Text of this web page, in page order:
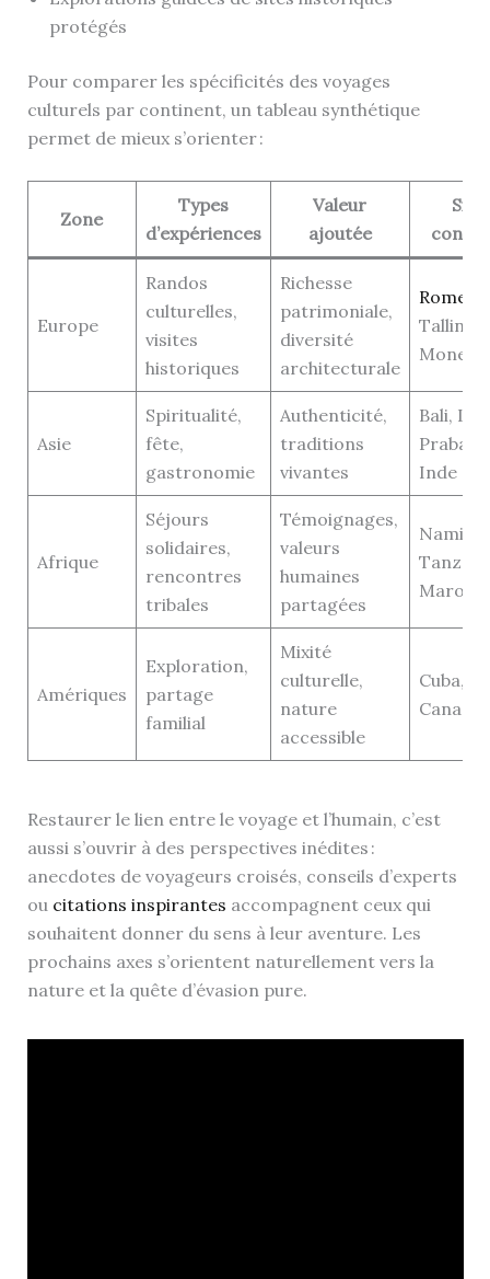
protégés
Pour comparer les spécificités des voyages
culturels par continent, un tableau synthétique
permet de mieux s’orienter :
Zone
Types
d’expériences
Valeur
ajoutée
Europe
Randos
culturelles,
visites
historiques
Richesse
patrimoniale,
diversité
architecturale
Rome
Tallinn,
Asie
Spiritualité,
fête,
gastronomie
Authenticité,
traditions
vivantes
Bali,
Inde
Afrique
Séjours
solidaires,
rencontres
tribales
Témoignages,
valeurs
humaines
partagées
Maroc
Amériques
Exploration,
partage
familial
Mixité
culturelle,
nature
accessible
Cuba,
Canada
Restaurer le lien entre le voyage et l’humain, c’est
aussi s’ouvrir à des perspectives inédites :
anecdotes de voyageurs croisés, conseils d’experts
ou citations inspirantes accompagnent ceux qui
souhaitent donner du sens à leur aventure. Les
prochains axes s’orientent naturellement vers la
nature et la quête d’évasion pure.